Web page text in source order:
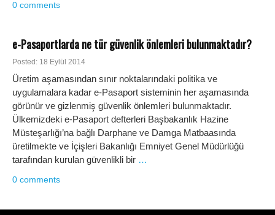
0 comments
e-Pasaportlarda ne tür güvenlik önlemleri bulunmaktadır?
Posted: 18 Eylül 2014
Üretim aşamasından sınır noktalarındaki politika ve
uygulamalara kadar e-Pasaport sisteminin her aşamasında
görünür ve gizlenmiş güvenlik önlemleri bulunmaktadır.
Ülkemizdeki e-Pasaport defterleri Başbakanlık Hazine
Müsteşarlığı’na bağlı Darphane ve Damga Matbaasında
üretilmekte ve İçişleri Bakanlığı Emniyet Genel Müdürlüğü
tarafından kurulan güvenlikli bir …
0 comments